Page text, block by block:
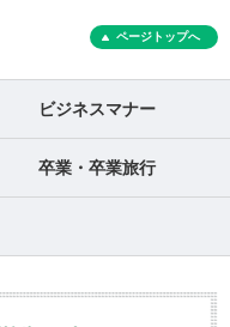
ページトップへ
ビジネスマナー
卒業・卒業旅行